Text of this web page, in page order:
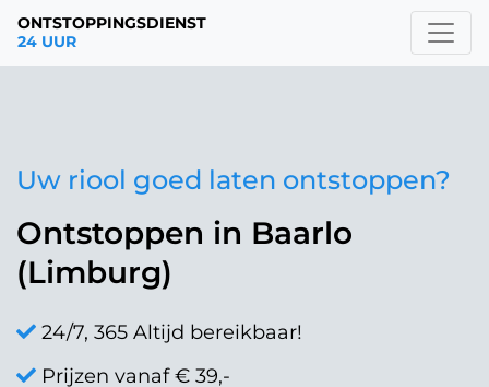
ONTSTOPPINGSDIENST
24 UUR
Uw riool goed laten ontstoppen?
Ontstoppen in Baarlo
(Limburg)
24/7, 365 Altijd bereikbaar!
Prijzen vanaf € 39,-